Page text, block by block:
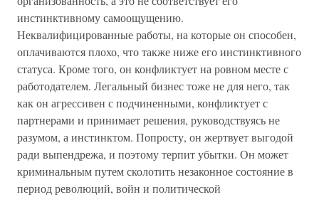
инстинктивному самоощущению.
Неквалифицированные работы, на которые он способен,
оплачиваются плохо, что также ниже его инстинктивного
статуса. Кроме того, он конфликтует на ровном месте с
работодателем. Легальный бизнес тоже не для него, так
как он агрессивен с подчиненными, конфликтует с
партнерами и принимает решения, руководствуясь не
разумом, а инстинктом. Попросту, он жертвует выгодой
ради выпендрежа, и поэтому терпит убытки. Он может
криминальным путем сколотить незаконное состояние в
период революций, войн и политической